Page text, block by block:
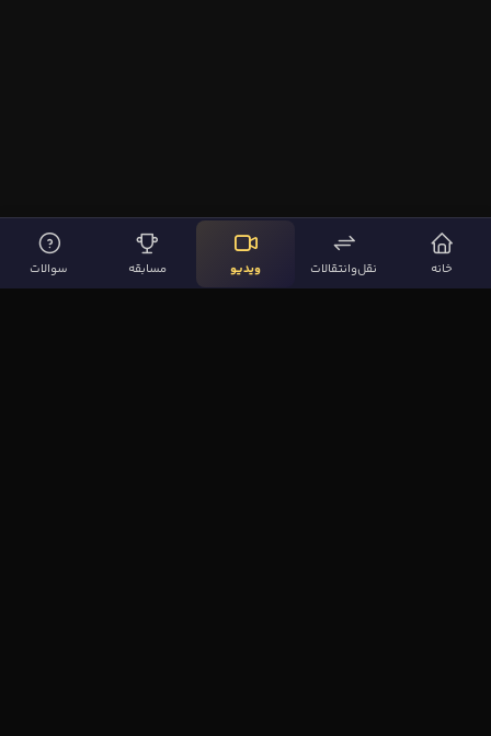
خانه نقل‌وانتقالات ویدیو مسابقه سوالات